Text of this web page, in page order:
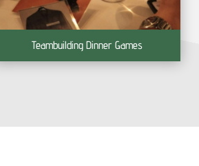
Teambuilding Dinner Games